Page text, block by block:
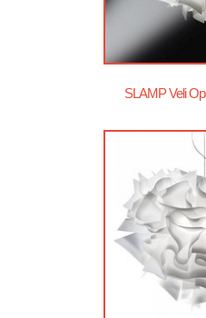
SLAMP Veli